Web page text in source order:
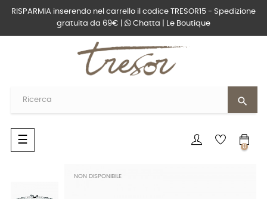
RISPARMIA inserendo nel carrello il codice TRESOR15 - Spedizione
gratuita da 69€ |
Chatta Le Boutique
search
navigazione
Toggle
☰
0
NON DISPONIBILE